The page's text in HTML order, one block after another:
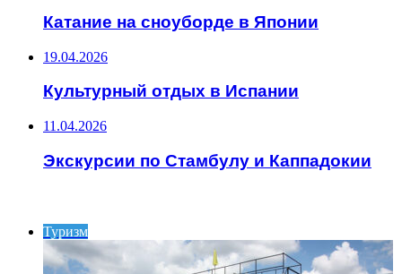
Катание на сноуборде в Японии
19.04.2026
Культурный отдых в Испании
11.04.2026
Экскурсии по Стамбулу и Каппадокии
Туризм